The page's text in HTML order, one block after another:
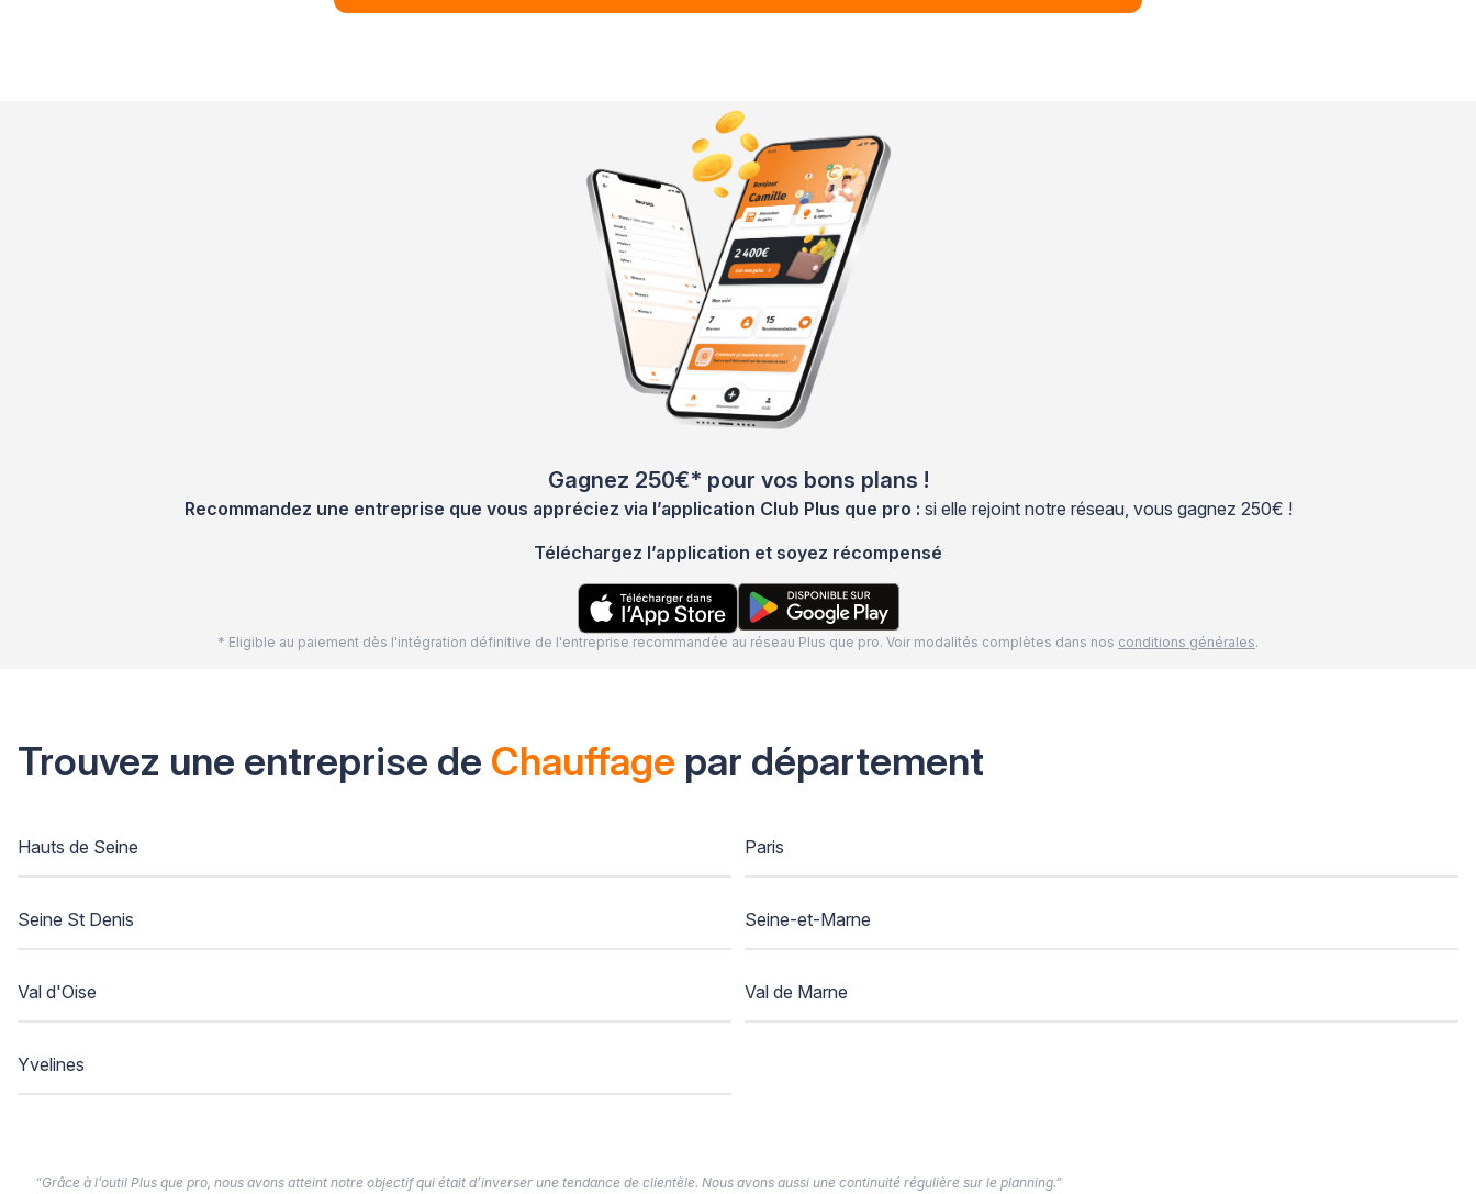
Gagnez 250€* pour vos bons plans !
Recommandez une entreprise que vous appréciez via l’application Club Plus que pro : si elle rejoint notre réseau, vous gagnez 250€ !
Téléchargez l’application et soyez récompensé
* Eligible au paiement dès l'intégration définitive de l'entreprise recommandée au réseau Plus que pro. Voir modalités complètes dans nos conditions générales.
Trouvez une entreprise de Chauffage par département
Hauts de Seine Paris
Seine St Denis Seine-et-Marne
Val d'Oise Val de Marne
Yvelines
“Grâce à l’outil Plus que pro, nous avons atteint notre objectif qui était d’inverser une tendance de clientèle. Nous avons aussi une continuité régulière sur le planning.”